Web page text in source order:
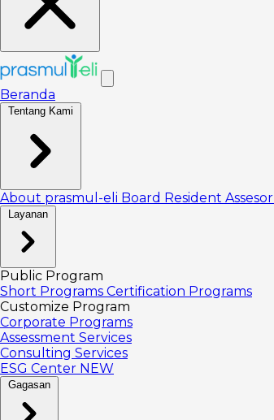
Beranda
Tentang Kami
About prasmul-eli Board Resident Assesor
Layanan
Public Program
Short Programs Certification Programs
Customize Program
Corporate Programs
Assessment Services
Consulting Services
ESG Center NEW
Gagasan